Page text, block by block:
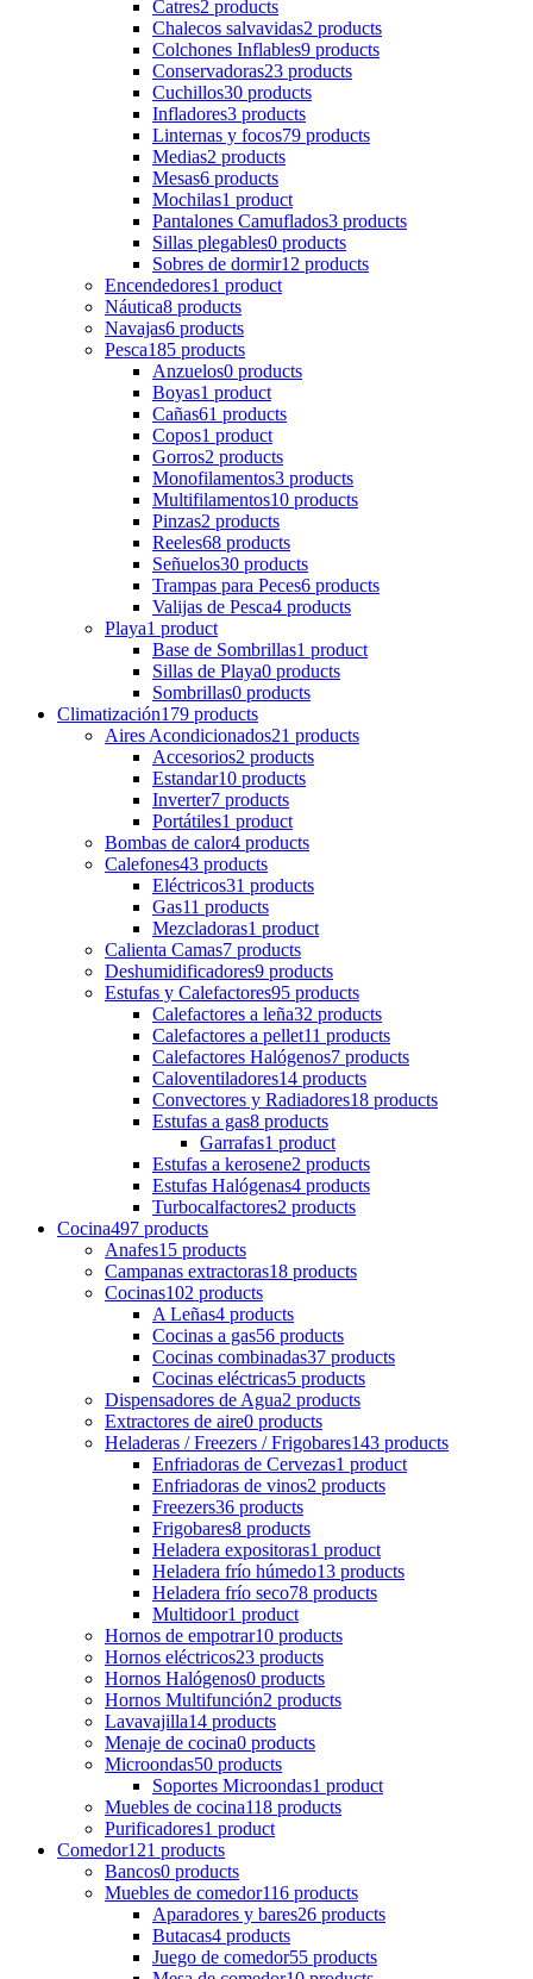
Catres2 products
Chalecos salvavidas2 products
Colchones Inflables9 products
Conservadoras23 products
Cuchillos30 products
Infladores3 products
Linternas y focos79 products
Medias2 products
Mesas6 products
Mochilas1 product
Pantalones Camuflados3 products
Sillas plegables0 products
Sobres de dormir12 products
Encendedores1 product
Náutica8 products
Navajas6 products
Pesca185 products
Anzuelos0 products
Boyas1 product
Cañas61 products
Copos1 product
Gorros2 products
Monofilamentos3 products
Multifilamentos10 products
Pinzas2 products
Reeles68 products
Señuelos30 products
Trampas para Peces6 products
Valijas de Pesca4 products
Playa1 product
Base de Sombrillas1 product
Sillas de Playa0 products
Sombrillas0 products
Climatización179 products
Aires Acondicionados21 products
Accesorios2 products
Estandar10 products
Inverter7 products
Portátiles1 product
Bombas de calor4 products
Calefones43 products
Eléctricos31 products
Gas11 products
Mezcladoras1 product
Calienta Camas7 products
Deshumidificadores9 products
Estufas y Calefactores95 products
Calefactores a leña32 products
Calefactores a pellet11 products
Calefactores Halógenos7 products
Caloventiladores14 products
Convectores y Radiadores18 products
Estufas a gas8 products
Garrafas1 product
Estufas a kerosene2 products
Estufas Halógenas4 products
Turbocalfactores2 products
Cocina497 products
Anafes15 products
Campanas extractoras18 products
Cocinas102 products
A Leñas4 products
Cocinas a gas56 products
Cocinas combinadas37 products
Cocinas eléctricas5 products
Dispensadores de Agua2 products
Extractores de aire0 products
Heladeras / Freezers / Frigobares143 products
Enfriadoras de Cervezas1 product
Enfriadoras de vinos2 products
Freezers36 products
Frigobares8 products
Heladera expositoras1 product
Heladera frío húmedo13 products
Heladera frío seco78 products
Multidoor1 product
Hornos de empotrar10 products
Hornos eléctricos23 products
Hornos Halógenos0 products
Hornos Multifunción2 products
Lavavajilla14 products
Menaje de cocina0 products
Microondas50 products
Soportes Microondas1 product
Muebles de cocina118 products
Purificadores1 product
Comedor121 products
Bancos0 products
Muebles de comedor116 products
Aparadores y bares26 products
Butacas4 products
Juego de comedor55 products